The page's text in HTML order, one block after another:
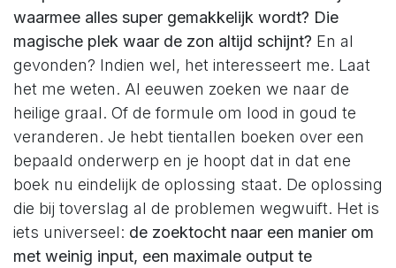
waarmee alles super gemakkelijk wordt? Die
magische plek waar de zon altijd schijnt? En al
gevonden? Indien wel, het interesseert me. Laat
het me weten. Al eeuwen zoeken we naar de
heilige graal. Of de formule om lood in goud te
veranderen. Je hebt tientallen boeken over een
bepaald onderwerp en je hoopt dat in dat ene
boek nu eindelijk de oplossing staat. De oplossing
die bij toverslag al de problemen wegwuift. Het is
iets universeel: de zoektocht naar een manier om
met weinig input, een maximale output te